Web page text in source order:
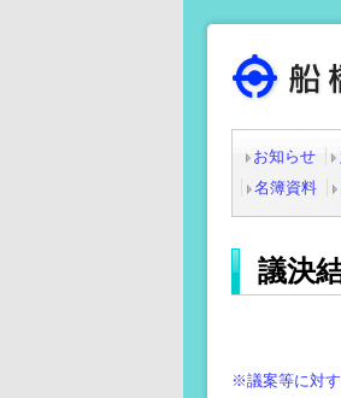
お知らせ
名簿資料
議決
※議案等に対す